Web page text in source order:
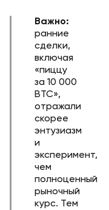
Важно:
ранние
сделки,
включая
«пиццу
за 10 000
BTC»,
отражали
скорее
энтузиазм
и
эксперимент,
чем
полноценный
рыночный
курс. Тем